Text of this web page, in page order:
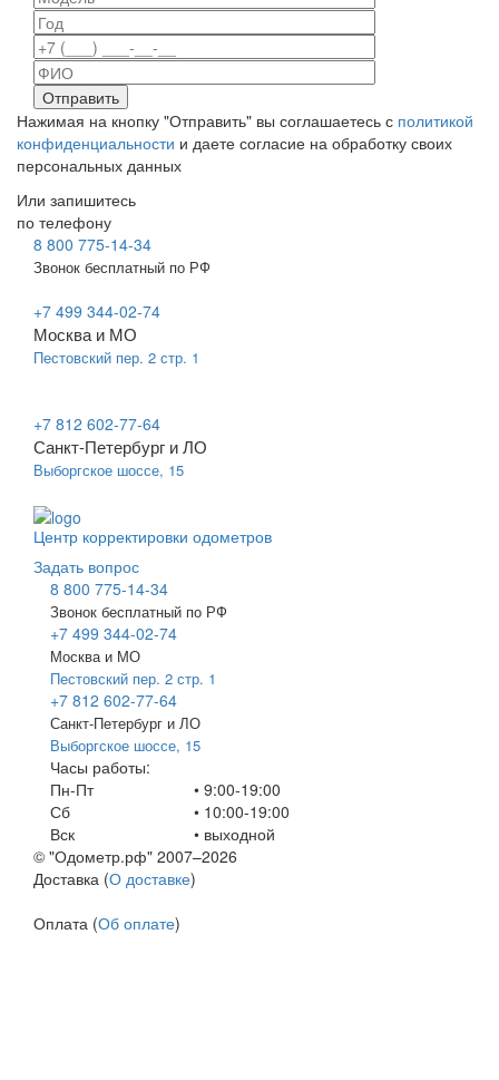
Нажимая на кнопку "Отправить" вы соглашаетесь с политикой
конфиденциальности и даете согласие на обработку своих
персональных данных
Или запишитесь
по телефону
8 800 775-14-34
Звонок бесплатный по РФ
+7 499 344-02-74
Москва и МО
Пестовский пер. 2 стр. 1
+7 812 602-77-64
Санкт-Петербург и ЛО
Выборгское шоссе, 15
Центр корректировки одометров
Задать вопрос
8 800 775-14-34
Звонок бесплатный по РФ
+7 499 344-02-74
Москва и МО
Пестовский пер. 2 стр. 1
+7 812 602-77-64
Санкт-Петербург и ЛО
Выборгское шоссе, 15
Часы работы:
Пн-Пт
Сб
Вск
• 9:00-19:00
• 10:00-19:00
• выходной
© "Одометр.рф" 2007–2026
Доставка (О доставке)
Оплата (Об оплате)